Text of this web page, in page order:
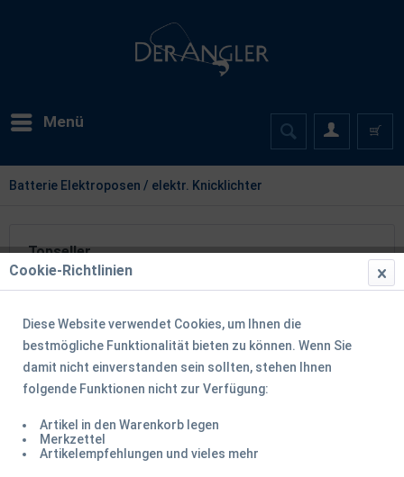
Menü
Batterie Elektroposen / elektr. Knicklichter
Topseller
Balzer LED Knicklicht grün weiß rot inkl....
Cookie-Richtlinien
Diese Website verwendet Cookies, um Ihnen die
bestmögliche Funktionalität bieten zu können. Wenn Sie
damit nicht einverstanden sein sollten, stehen Ihnen
folgende Funktionen nicht zur Verfügung:
Artikel in den Warenkorb legen
Merkzettel
Artikelempfehlungen und vieles mehr